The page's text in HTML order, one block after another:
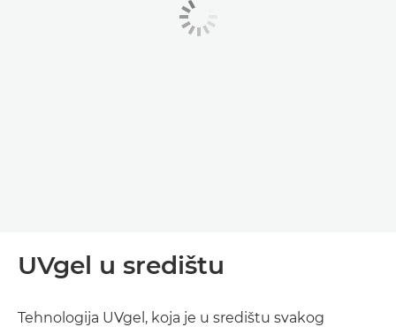
UVgel u središtu
Tehnologija UVgel, koja je u središtu svakog